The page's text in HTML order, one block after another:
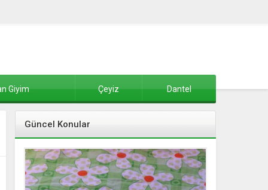
Giyim Çeyiz Dantel
Güncel Konular